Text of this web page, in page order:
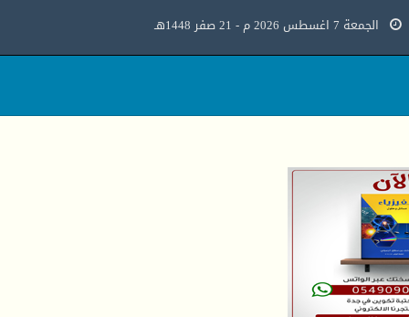
الجمعة 7 اغسطس 2026 م - 21 صفر 1448هـ